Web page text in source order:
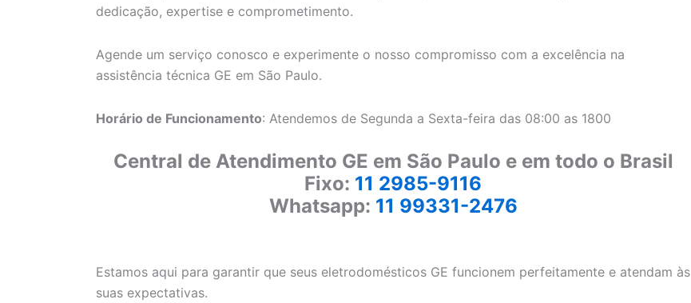
dedicação, expertise e comprometimento.
Agende um serviço conosco e experimente o nosso compromisso com a excelência na
assistência técnica GE em São Paulo.
Horário de Funcionamento: Atendemos de Segunda a Sexta-feira das 08:00 as 1800
Central de Atendimento GE em São Paulo e em todo o Brasil
Fixo: 11 2985-9116
Whatsapp: 11 99331-2476
Estamos aqui para garantir que seus eletrodomésticos GE funcionem perfeitamente e atendam às
suas expectativas.